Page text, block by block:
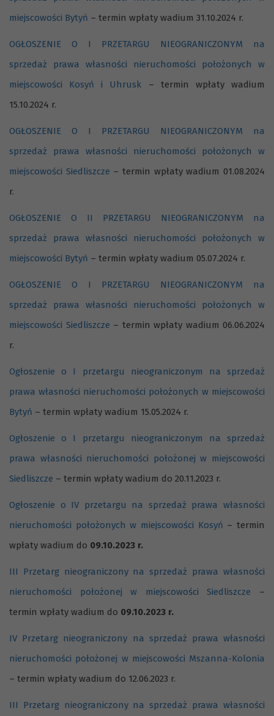
miejscowości Bytyń – termin wpłaty wadium 31.10.2024 r.
OGŁOSZENIE O I PRZETARGU NIEOGRANICZONYM na
sprzedaż prawa własności nieruchomości położonych w
miejscowości Kosyń i Uhrusk – termin wpłaty wadium
15.10.2024 r.
OGŁOSZENIE O I PRZETARGU NIEOGRANICZONYM na
sprzedaż prawa własności nieruchomości położonych w
miejscowości Siedliszcze – termin wpłaty wadium 01.08.2024
r.
OGŁOSZENIE O II PRZETARGU NIEOGRANICZONYM na
sprzedaż prawa własności nieruchomości położonych w
miejscowości Bytyń – termin wpłaty wadium 05.07.2024 r.
OGŁOSZENIE O I PRZETARGU NIEOGRANICZONYM na
sprzedaż prawa własności nieruchomości położonych w
miejscowości Siedliszcze – termin wpłaty wadium 06.06.2024
r.
Ogłoszenie o I przetargu nieograniczonym na sprzedaż
prawa własności nieruchomości położonych w miejscowości
Bytyń – termin wpłaty wadium 15.05.2024 r.
Ogłoszenie o I przetargu nieograniczonym na sprzedaż
prawa własności nieruchomości położonej w miejscowości
Siedliszcze – termin wpłaty wadium do 20.11.2023 r.
Ogłoszenie o IV przetargu na sprzedaż prawa własności
nieruchomości położonych w miejscowości Kosyń – termin
wpłaty wadium do 09.10.2023 r.
III Przetarg nieograniczony na sprzedaż prawa własności
nieruchomości położonej w miejscowości Siedliszcze –
termin wpłaty wadium do 09.10.2023 r.
IV Przetarg nieograniczony na sprzedaż prawa własności
nieruchomości położonej w miejscowości Mszanna-Kolonia
– termin wpłaty wadium do 12.06.2023 r.
III Przetarg nieograniczony na sprzedaż prawa własności